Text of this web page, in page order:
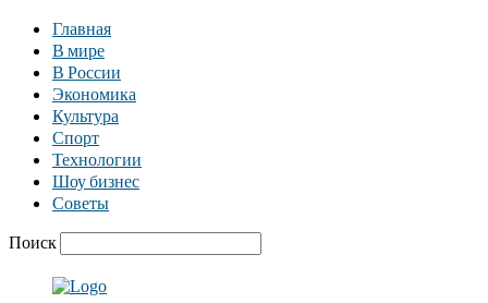
Главная
В мире
В России
Экономика
Культура
Спорт
Технологии
Шоу бизнес
Советы
Поиск